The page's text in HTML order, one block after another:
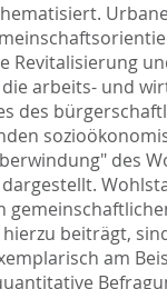
arbeits- und
des
beiträgt,
am